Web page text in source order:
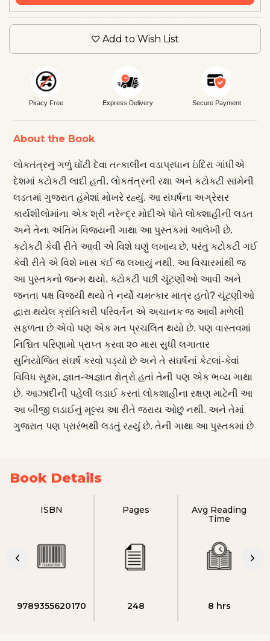
Add to Wish List
Piracy Free Express Delivery Secure Payment
About the Book
લોકતંત્રનું ગળું ઘોંટી દેવા તત્કાલીન વડાપ્રધાન ઇંદિરા ગાંધીએ
દેશમાં કટોકટી લાદી હતી. લોકતંત્રની રક્ષા અને કટોકટી સામેની
લડતમાં ગુજરાત હંમેશાં મોખરે રહ્યું. આ સંઘર્ષના અગ્રેસર
કાર્યશીલોમાંના એક શ્રી નરેન્દ્ર મોદીએ પોતે લોકશાહીની લડત
અને તેના અંતિમ વિજયની ગાથા આ પુસ્તકમાં આલેખી છે.
કટોકટી કેવી રીતે આવી એ વિશે ઘણું લખાય છે, પરંતુ કટોકટી ગઈ
કેવી રીતે એ વિશે ખાસ કંઈ જ લખાયું નથી. આ વિચારમાંથી જ
આ પુસ્તકનો જન્મ થયો. કટોકટી પછી ચૂંટણીઓ આવી અને
જનતા પક્ષ વિજયી થયો તે નર્યો ચમત્કાર માત્ર હતો? ચૂંટણીઓ
દ્વારા થયેલ ક્રાંતિકારી પરિવર્તન એ અચાનક જ આવી મળેલી
સફળતા છે એવો પણ એક મત પ્રચલિત થયો છે. પણ વાસ્તવમાં
નિશ્ચિત પરિણામો પ્રાપ્ત કરવા ૨૦ માસ સુધી લગાતાર
સુનિયોજિત સંઘર્ષ કરવો પડ્યો છે અને તે સંઘર્ષનાં કેટલાં-કેવાં
વિવિધ સૂક્ષ્મ, જ્ઞાત-અજ્ઞાત ક્ષેત્રો હતાં તેની પણ એક ભવ્ય ગાથા
છે. આઝાદીની પહેલી લડાઈ કરતાં લોકશાહીના રક્ષણ માટેની આ
આ બીજી લડાઈનું મૂલ્ય આ રીતે જરાય ઓછું નથી. અને તેમાં
ગુજરાત પણ પ્રારંભથી લડતું રહ્યું છે. તેની ગાથા આ પુસ્તકમાં છે
Book Details
ISBN
9789355620170
Pages
248
Avg Reading
Time
8 hrs